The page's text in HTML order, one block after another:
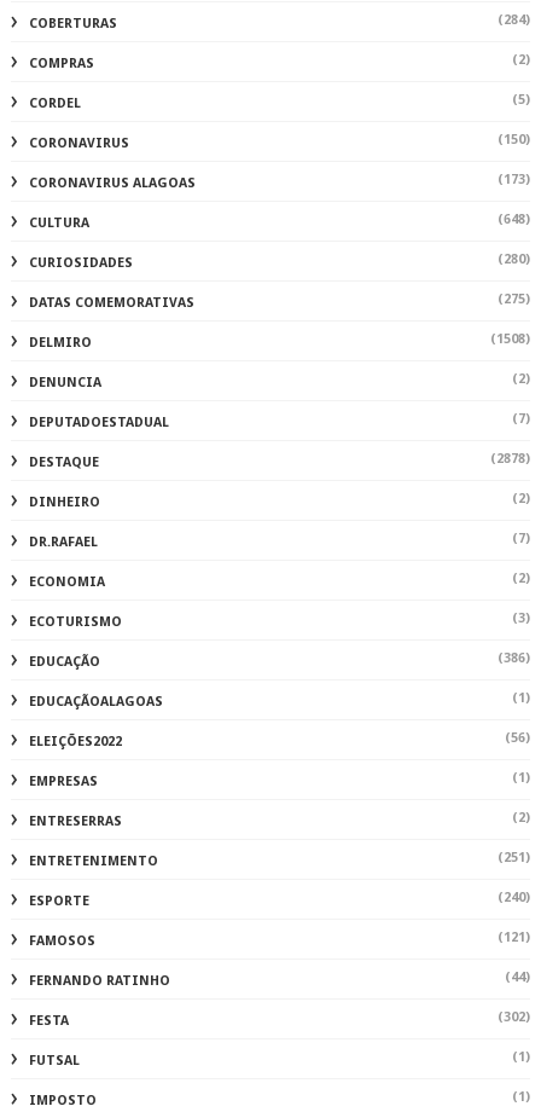
COBERTURAS (284)
COMPRAS (2)
CORDEL (5)
CORONAVIRUS (150)
CORONAVIRUS ALAGOAS (173)
CULTURA (648)
CURIOSIDADES (280)
DATAS COMEMORATIVAS (275)
DELMIRO (1508)
DENUNCIA (2)
DEPUTADOESTADUAL (7)
DESTAQUE (2878)
DINHEIRO (2)
DR.RAFAEL (7)
ECONOMIA (2)
ECOTURISMO (3)
EDUCAÇÃO (386)
EDUCAÇÃOALAGOAS (1)
ELEIÇÕES2022 (56)
EMPRESAS (1)
ENTRESERRAS (2)
ENTRETENIMENTO (251)
ESPORTE (240)
FAMOSOS (121)
FERNANDO RATINHO (44)
FESTA (302)
FUTSAL (1)
IMPOSTO (1)